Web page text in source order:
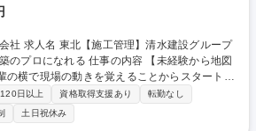
グループ
事の内容 【未経験から地図
の横で現場の動きを覚えることからスタートい
知る有名施設や高層ビルの空調・電気設備をト
きます。 【具体的には】空調設
ど、設備工事のプロジェクト管理を担当。現場
日以上 資格取得支援あり
転勤なし
土日祝休み